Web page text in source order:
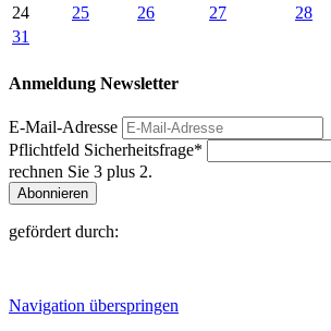
24
25 26 27 28
31
Anmeldung Newsletter
E-Mail-Adresse
Pflichtfeld Sicherheitsfrage*
rechnen Sie 3 plus 2.
Abonnieren
gefördert durch:
Navigation überspringen